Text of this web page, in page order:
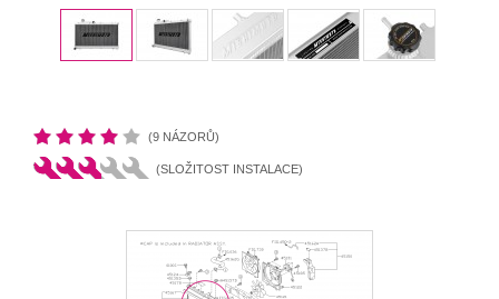
(9 NÁZORŮ)
(SLOŽITOST INSTALACE)